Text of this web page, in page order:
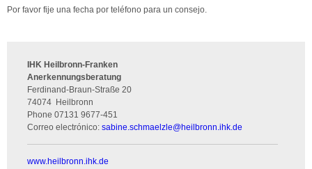
Por favor fije una fecha por teléfono para un consejo.
IHK Heilbronn-Franken
Anerkennungsberatung
Ferdinand-Braun-Straße 20
74074 Heilbronn
Phone 07131 9677-451
Correo electrónico: sabine.schmaelzle@heilbronn.ihk.de
www.heilbronn.ihk.de